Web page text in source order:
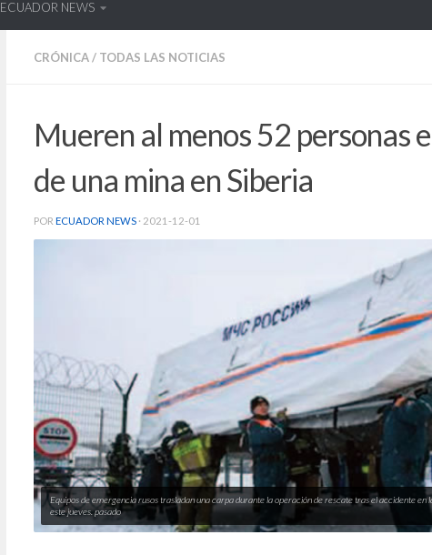
ECUADOR NEWS
CRÓNICA/ TODAS LAS NOTICIAS
Mueren al menos 52 personas
de una mina en Siberia
POR ECUADOR NEWS · 2021-12-01
Equipos de emergencia rusos trasladan una carpa durante la operación de rescate tras el accidente en
este jueves. pasado